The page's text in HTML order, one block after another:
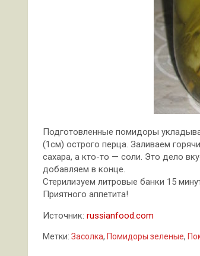
Подготовленные помидоры
(1см) острого перца. Заливаем
сахара, а кто-то — соли. Это дело
добавляем в конце.
Стерилизуем литровые банки 15
Приятного аппетита!
Источник: russianfood.com
Метки: Засолка, Помидоры зеленые,